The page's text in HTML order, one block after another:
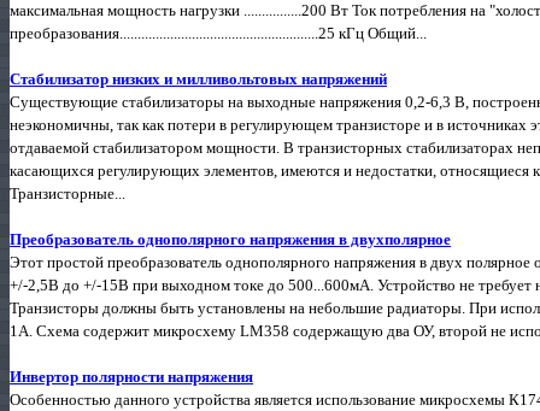
максимальная мощность нагрузки ................200 Вт Ток потребления на
преобразования.......................................................25 кГц Общий...
Стабилизатор низких и милливольтовых напряжений
Существующие стабилизаторы на выходные напряжения 0,2-6,3 В,
неэкономичны, так как потери в регулирующем транзисторе и в источниках
отдаваемой стабилизатором мощности. В транзисторных стабилизаторах
касающихся регулирующих элементов, имеются и недостатки, относящиеся
Транзисторные...
Преобразователь однополярного напряжения в двухполярное
Этот простой преобразователь однополярного напряжения в двух
+/-2,5В до +/-15В при выходном токе до 500...600мА. Устройство не требует
Транзисторы должны быть установлены на небольшие радиаторы. При
1А. Схема содержит микросхему LM358 содержащую два ОУ, второй не
Инвертор полярности напряжения
Особенностью данного устройства является использование микросхемы